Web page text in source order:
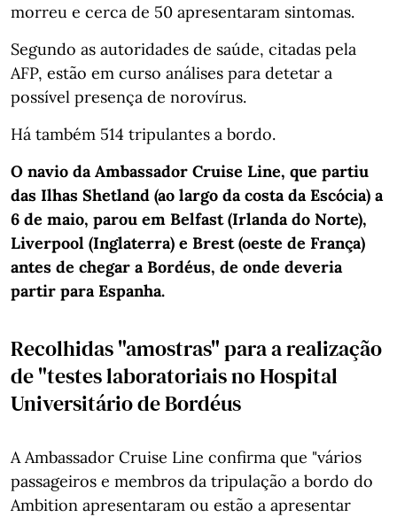
morreu e cerca de 50 apresentaram sintomas.
Segundo as autoridades de saúde, citadas pela
AFP, estão em curso análises para detetar a
possível presença de norovírus.
Há também 514 tripulantes a bordo.
O navio da Ambassador Cruise Line, que partiu
das Ilhas Shetland (ao largo da costa da Escócia) a
6 de maio, parou em Belfast (Irlanda do Norte),
Liverpool (Inglaterra) e Brest (oeste de França)
antes de chegar a Bordéus, de onde deveria
partir para Espanha.
Recolhidas "amostras" para a realização
de "testes laboratoriais no Hospital
Universitário de Bordéus
A Ambassador Cruise Line confirma que "vários
passageiros e membros da tripulação a bordo do
Ambition apresentaram ou estão a apresentar